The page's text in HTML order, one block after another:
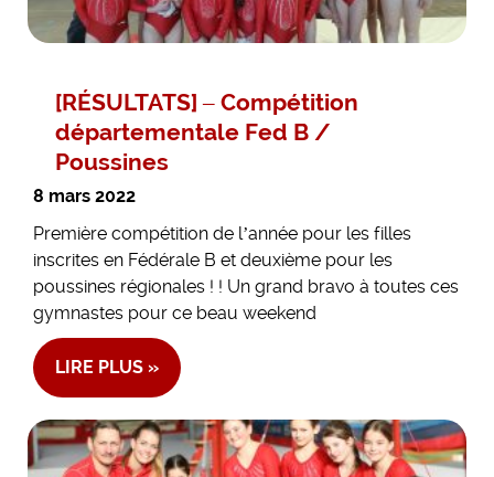
[RÉSULTATS] – Compétition
départementale Fed B /
Poussines
8 mars 2022
Première compétition de l’année pour les filles
inscrites en Fédérale B et deuxième pour les
poussines régionales ! ! Un grand bravo à toutes ces
gymnastes pour ce beau weekend
LIRE PLUS »